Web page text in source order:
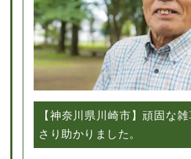
【神奈川県川崎市】頑固な
さり助かりました。